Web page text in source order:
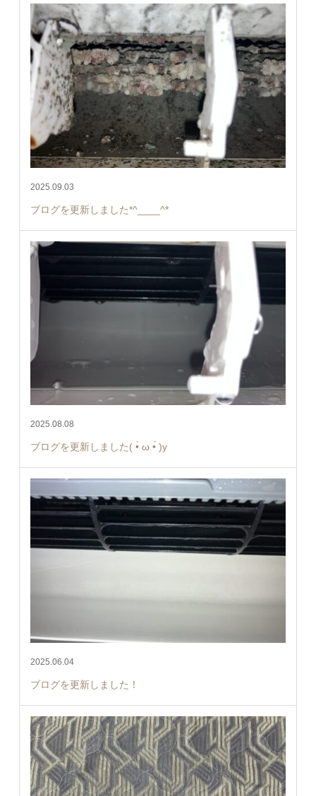
2025.09.03
ブログを更新しました*^____^*
2025.08.08
ブログを更新しました( •̀ ω •́ )y
2025.06.04
ブログを更新しました！